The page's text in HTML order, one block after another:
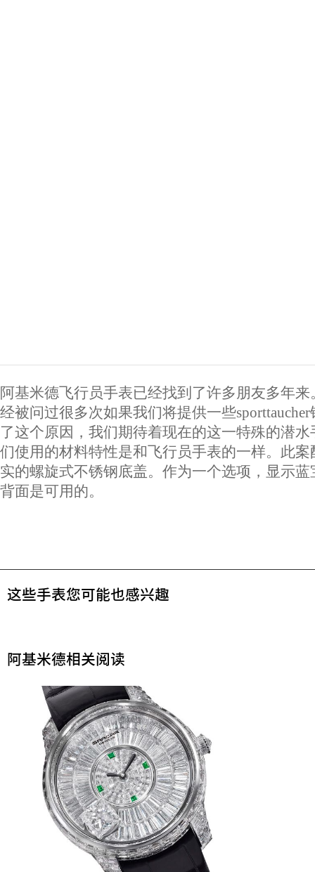
阿基米德飞行员手表已经找到了许多朋友多年来
经被问过很多次如果我们将提供一些
了这个原因，我们期待着现在的这一特殊的潜水
们使用的材料特性是和飞行员手表的一样。此案
实的螺旋式不锈钢底盖。作为一个选项，显示蓝
背面是可用的。
这些手表您可能也感兴趣
阿基米德相关阅读